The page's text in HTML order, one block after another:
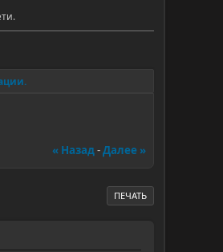
« Назад-Далее »
ПЕЧАТЬ